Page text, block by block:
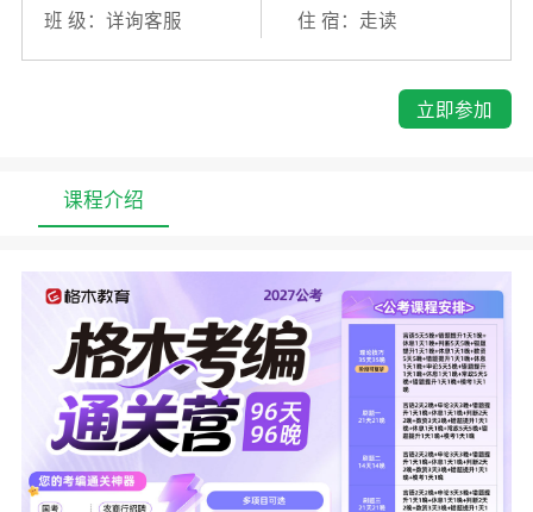
班 级：详询客服
住 宿：走读
立即参加
课程介绍